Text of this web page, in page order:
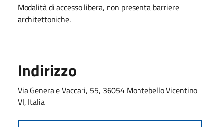
Modalità di accesso libera, non presenta barriere
architettoniche.
Indirizzo
Via Generale Vaccari, 55, 36054 Montebello Vicentino
VI, Italia